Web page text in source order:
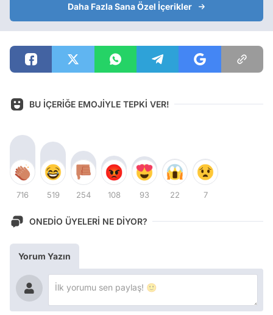
Daha Fazla Sana Özel İçerikler
BU İÇERİĞE EMOJİYLE TEPKİ VER!
716 519 254 108 93 22 7
ONEDİO ÜYELERİ NE DİYOR?
Yorum Yazın